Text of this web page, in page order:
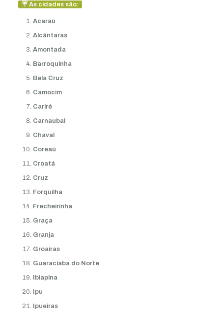
☔ As cidades são:
Acaraú
Alcântaras
Amontada
Barroquinha
Bela Cruz
Camocim
Cariré
Carnaubal
Chaval
Coreaú
Croatá
Cruz
Forquilha
Frecheirinha
Graça
Granja
Groaíras
Guaraciaba do Norte
Ibiapina
Ipu
Ipueiras